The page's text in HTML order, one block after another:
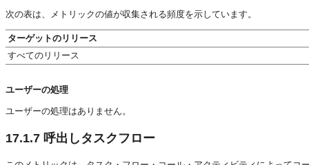
次の表は、メトリックの値が収集される頻度を示しています。
ターゲットのリリース
すべてのリリース
ユーザーの処理
ユーザーの処理はありません。
17.1.7 呼出しタスクフロー